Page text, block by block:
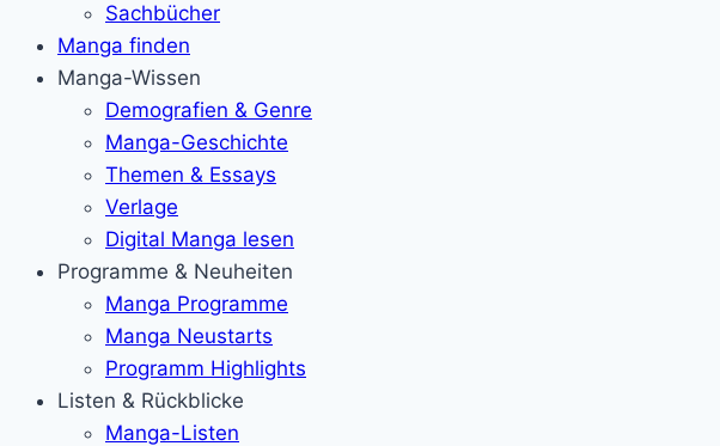
Sachbücher
Manga finden
Manga-Wissen
Demografien & Genre
Manga-Geschichte
Themen & Essays
Verlage
Digital Manga lesen
Programme & Neuheiten
Manga Programme
Manga Neustarts
Programm Highlights
Listen & Rückblicke
Manga-Listen